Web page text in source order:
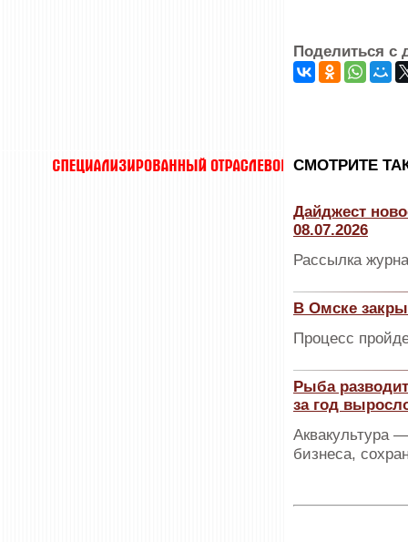
Поделиться с
CМОТРИТЕ
Дайджест
08.07.2026
Рассылка
В Омске
Процесс
Рыба
за год
Аквакультура
бизнеса,